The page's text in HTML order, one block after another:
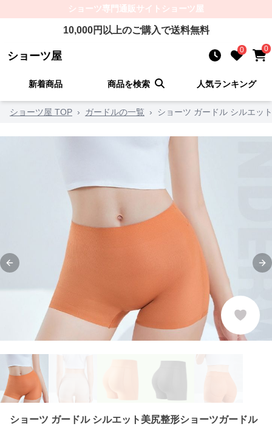
ショーツ専門通販サイト ショーツ屋
10,000円以上のご購入で送料無料
ショーツ屋 0 0
新着商品 商品を検索 人気ランキング
ショーツ屋 TOP › ガードルの一覧 › ショーツ ガードル シルエッ
Previous slide
ショーツ ガードル シルエット美尻整形ショーツガードル